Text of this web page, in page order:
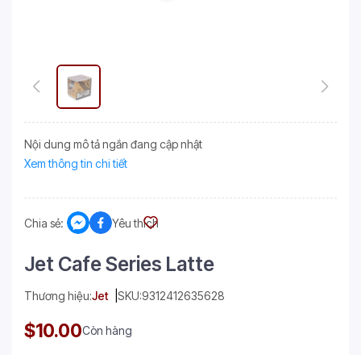
Nội dung mô tả ngắn đang cập nhật
Xem thông tin chi tiết
Chia sẻ: Yêu thích
Jet Cafe Series Latte
Thương hiệu:Jet SKU:9312412635628
$10.00Còn hàng